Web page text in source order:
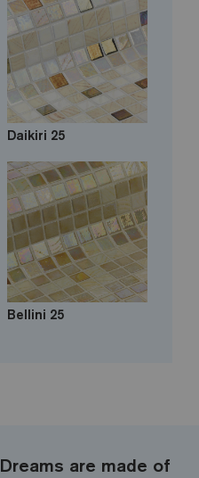
Daikiri 25
Bellini 25
Dreams are made of